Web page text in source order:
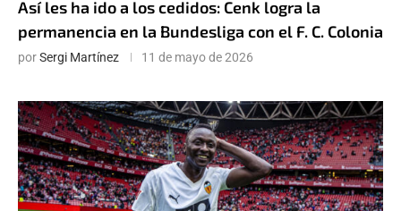
Así les ha ido a los cedidos: Cenk logra la
permanencia en la Bundesliga con el F. C. Colonia
porSergi Martínez 11 de mayo de 2026